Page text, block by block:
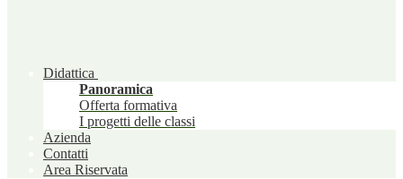
Didattica
Panoramica
Offerta formativa
I progetti delle classi
Azienda
Contatti
Area Riservata